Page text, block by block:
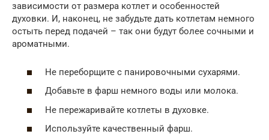
зависимости от размера котлет и особенностей
духовки. И, наконец, не забудьте дать котлетам немного
остыть перед подачей – так они будут более сочными и
ароматными.
Не переборщите с панировочными сухарями.
Добавьте в фарш немного воды или молока.
Не пережаривайте котлеты в духовке.
Используйте качественный фарш.